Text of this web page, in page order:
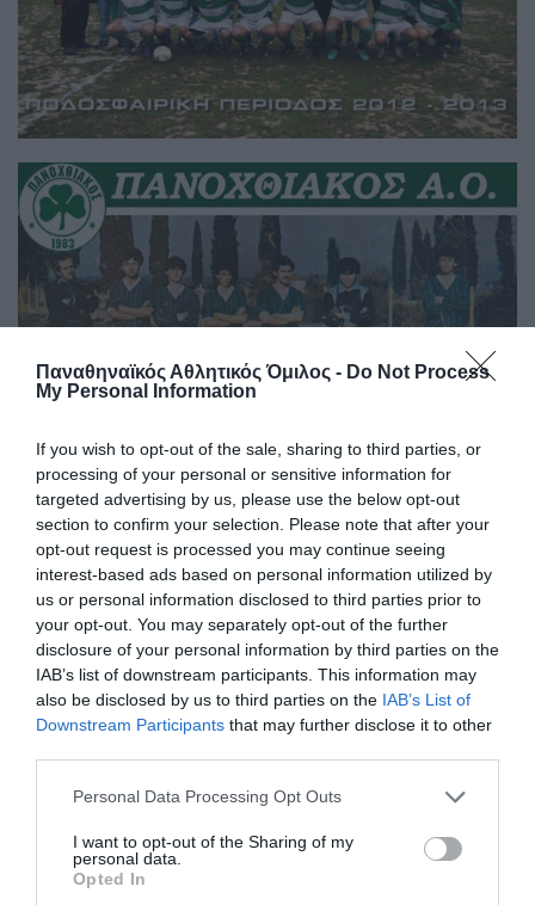
Παναθηναϊκός Αθλητικός Όμιλος - Do Not Process
My Personal Information
If you wish to opt-out of the sale, sharing to third parties, or
processing of your personal or sensitive information for
targeted advertising by us, please use the below opt-out
section to confirm your selection. Please note that after your
opt-out request is processed you may continue seeing
interest-based ads based on personal information utilized by
us or personal information disclosed to third parties prior to
your opt-out. You may separately opt-out of the further
disclosure of your personal information by third parties on the
IAB’s list of downstream participants. This information may
also be disclosed by us to third parties on the IAB’s List of
Downstream Participants that may further disclose it to other
Please note that this website/app uses one or more Google
not limited to your visit or usage behaviour. You may click to
grant or deny consent to Google and its third-party tags to
use your data for below specified purposes in below Google
Personal Data Processing Opt Outs
I want to opt-out of the Sharing of my
personal data.
Opted In